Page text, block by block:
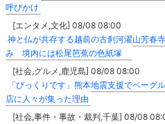
呼びかけ
[エンタメ,文化] 08/08 08:00
神と仏が共存する越前の古刹河濯山芳
み 境内には松尾芭蕉の色紙塚
[社会,グルメ,鹿児島] 08/08 08:00
「びっくりです」熊本地震支援でベー
店に人々が集った理由
[社会,事件・事故・裁判,千葉] 08/08